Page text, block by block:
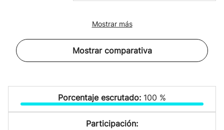
Mostrar más
Mostrar comparativa
Porcentaje escrutado: 100 %
Participación: